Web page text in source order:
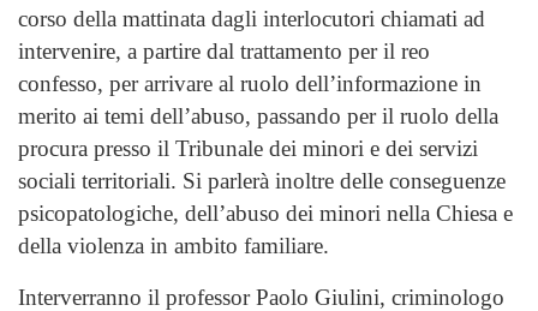
corso della mattinata dagli interlocutori chiamati ad
intervenire, a partire dal trattamento per il reo
confesso, per arrivare al ruolo dell’informazione in
merito ai temi dell’abuso, passando per il ruolo della
procura presso il Tribunale dei minori e dei servizi
sociali territoriali. Si parlerà inoltre delle conseguenze
psicopatologiche, dell’abuso dei minori nella Chiesa e
della violenza in ambito familiare.
Interverranno il professor Paolo Giulini, criminologo